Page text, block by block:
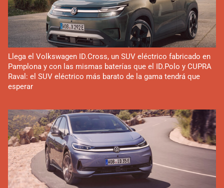
Llega el Volkswagen ID.Cross, un SUV eléctrico fabricado en
Pamplona y con las mismas baterías que el ID.Polo y CUPRA
Raval: el SUV eléctrico más barato de la gama tendrá que
esperar